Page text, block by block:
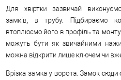
Для хвіртки зазвичай
замків, в трубу. Підбираємо
втоплюємо його в профіль та
можуть бути як звичайними
можна відкрити лише ключем чи
Врізка замка у ворота. Замок сюди